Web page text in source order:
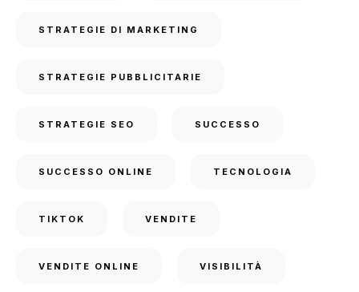
STRATEGIE DI MARKETING
STRATEGIE PUBBLICITARIE
STRATEGIE SEO SUCCESSO
SUCCESSO ONLINE TECNOLOGIA
TIKTOK VENDITE
VENDITE ONLINE VISIBILITÀ